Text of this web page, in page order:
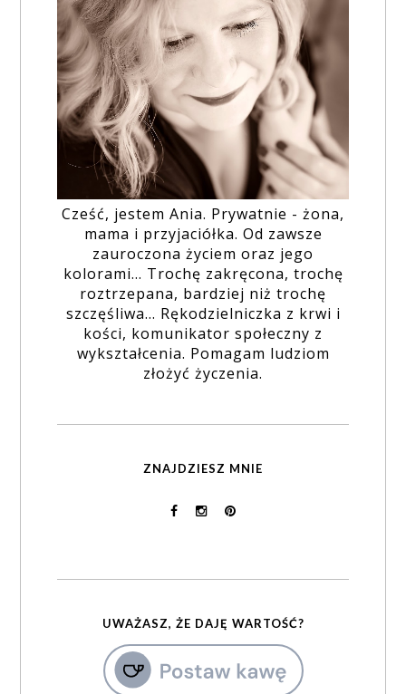
Cześć, jestem Ania. Prywatnie - żona,
mama i przyjaciółka. Od zawsze
zauroczona życiem oraz jego
kolorami... Trochę zakręcona, trochę
roztrzepana, bardziej niż trochę
szczęśliwa... Rękodzielniczka z krwi i
kości, komunikator społeczny z
wykształcenia. Pomagam ludziom
złożyć życzenia.
ZNAJDZIESZ MNIE
UWAŻASZ, ŻE DAJĘ WARTOŚĆ?